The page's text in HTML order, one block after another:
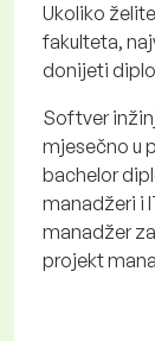
Ukoliko
fakulteta,
donijeti
Softver
mjesečno u
bachelor
manadžeri i
manadžer
projekt